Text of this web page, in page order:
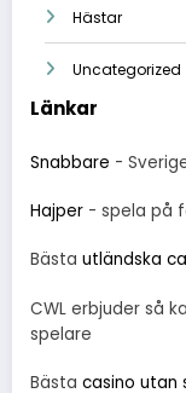
Hästar
Uncategorized
Länkar
Snabbare -
Hajper - spela på
Bästa utländska
CWL erbjuder så
spelare
Bästa casino utan